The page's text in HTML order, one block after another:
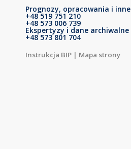
Prognozy, opracowania i inne
+48 519 751 210
+48 573 006 739
Ekspertyzy i dane archiwalne
+48 573 801 704
Instrukcja BIP | Mapa strony